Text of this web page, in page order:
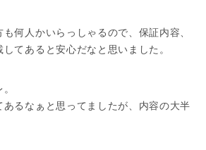
何人かいらっしゃるので、保証内容、
てあると安心だなと思いました。
るなぁと思ってましたが、内容の大半